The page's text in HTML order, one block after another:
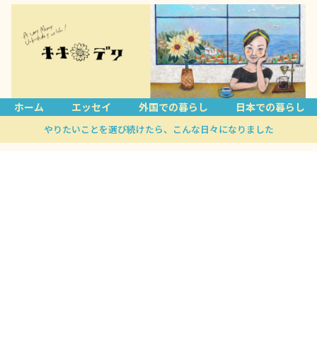
ホーム エッセイ 外国での暮らし 日本での暮らし
やりたいことを選び続けたら、こんな日々になりました